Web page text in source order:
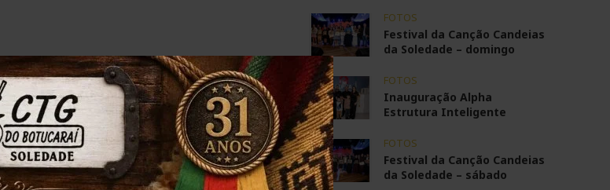
FOTOS
Festival da Canção Candeias
da Soledade – domingo
FOTOS
Inauguração Alpha
Estrutura Inteligente
FOTOS
Festival da Canção Candeias
da Soledade – sábado